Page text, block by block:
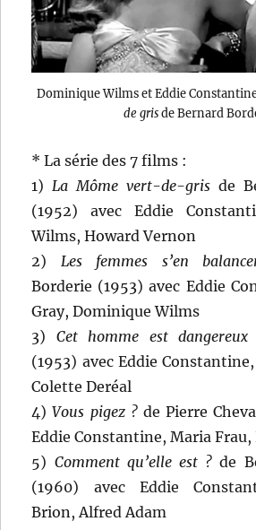
Dominique Wilms et Eddie
de grisde Bernard
* La série des 7 films :
1) La Môme vert-de-gris de
(1952) avec Eddie
Wilms, Howard Vernon
2) Les femmes s’en
Borderie (1953) avec Eddie
Gray, Dominique Wilms
3) Cet homme est dangereux
(1953) avec Eddie
Colette Deréal
4)Vous pigez ?de Pierre
Eddie Constantine, Maria Frau,
5) Comment qu’elle est ? de
(1960) avec Eddie
Brion, Alfred Adam